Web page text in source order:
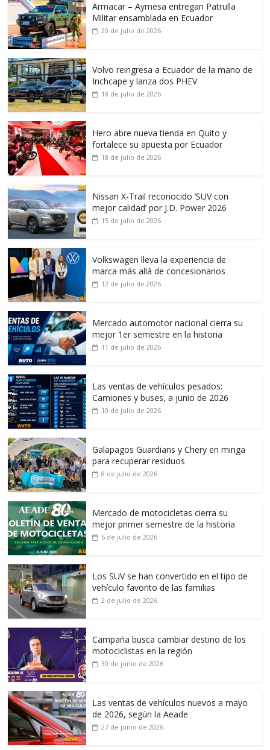
Armacar – Aymesa entregan Patrulla
Militar ensamblada en Ecuador
20 de julio de 2026
Volvo reingresa a Ecuador de la mano de
Inchcape y lanza dos PHEV
18 de julio de 2026
Hero abre nueva tienda en Quito y
fortalece su apuesta por Ecuador
18 de julio de 2026
Nissan X-Trail reconocido ‘SUV con
mejor calidad’ por J.D. Power 2026
15 de julio de 2026
Volkswagen lleva la experiencia de
marca más allá de concesionarios
12 de julio de 2026
Mercado automotor nacional cierra su
mejor 1er semestre en la historia
11 de julio de 2026
Las ventas de vehículos pesados:
Camiones y buses, a junio de 2026
10 de julio de 2026
Galapagos Guardians y Chery en minga
para recuperar residuos
8 de julio de 2026
Mercado de motocicletas cierra su
mejor primer semestre de la historia
6 de julio de 2026
Los SUV se han convertido en el tipo de
vehículo favorito de las familias
2 de julio de 2026
Campaña busca cambiar destino de los
motociclistas en la región
30 de junio de 2026
Las ventas de vehículos nuevos a mayo
de 2026, según la Aeade
27 de junio de 2026